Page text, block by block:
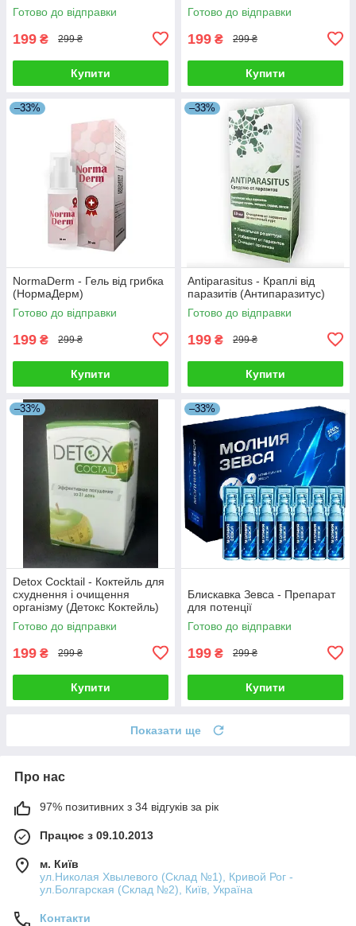
Готово до відправки
199 ₴ 299 ₴
Купити
Готово до відправки
199 ₴ 299 ₴
Купити
–33%
NormaDerm - Гель від грибка
(НормаДерм)
Готово до відправки
199 ₴ 299 ₴
Купити
–33%
Antiparasitus - Краплі від
паразитів (Антипаразитус)
Готово до відправки
199 ₴ 299 ₴
Купити
–33%
Detox Cocktail - Коктейль для
схуднення і очищення
організму (Детокс Коктейль)
Готово до відправки
199 ₴ 299 ₴
Купити
–33%
Блискавка Зевса - Препарат
для потенції
Готово до відправки
199 ₴ 299 ₴
Купити
Показати ще
Про нас
97% позитивних з 34 відгуків за рік
Працює з 09.10.2013
м. Київ
ул.Николая Хвылевого (Склад №1), Кривой Рог -
ул.Болгарская (Склад №2), Київ, Україна
Контакти